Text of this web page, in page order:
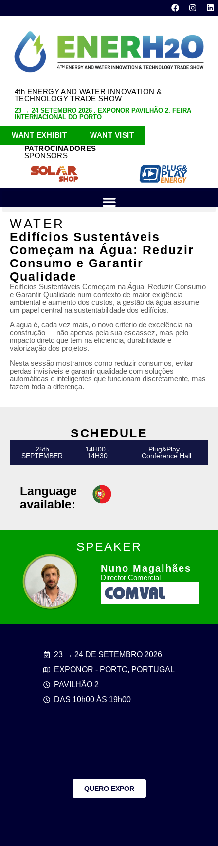
4th ENERGY AND WATER INNOVATION &
TECHNOLOGY TRADE SHOW
23 → 24 SETEMBRO 2026 . EXPONOR PAVILHÃO 2. FEIRA
INTERNACIONAL DO PORTO
WANT EXHIBIT
WANT VISIT
PATROCINADORES
SPONSORS
WATER
Edifícios Sustentáveis
Começam na Água: Reduzir
Consumo e Garantir
Qualidade
Edifícios Sustentáveis Começam na Água: Reduzir Consumo
e Garantir Qualidade num contexto de maior exigência
ambiental e aumento dos custos, a gestão da água assume
um papel central na sustentabilidade dos edifícios.
A água é, cada vez mais, o novo critério de excelência na
construção — não apenas pela sua escassez, mas pelo
impacto direto que tem na eficiência, durabilidade e
valorização dos projetos.
Nesta sessão mostramos como reduzir consumos, evitar
perdas invisíveis e garantir qualidade com soluções
automáticas e inteligentes que funcionam discretamente, mas
fazem toda a diferença.
SCHEDULE​
25th
SEPTEMBER
14H00 -
14H30
Plug&Play -
Conference Hall
Language
available:
SPEAKER
Nuno Magalhães
Director Comercial
23 → 24 DE SETEMBRO 2026
EXPONOR - PORTO, PORTUGAL
PAVILHÃO 2
DAS 10h00 ÀS 19h00
QUERO EXPOR